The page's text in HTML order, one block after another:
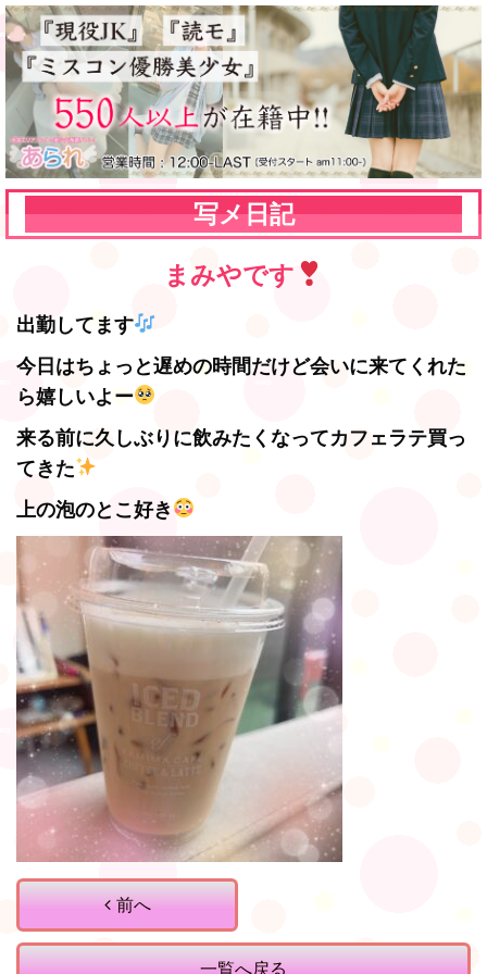
写メ日記
まみやです
出勤してます
今日はちょっと遅めの時間だけど会いに来てくれた
ら嬉しいよー
来る前に久しぶりに飲みたくなってカフェラテ買っ
てきた
上の泡のとこ好き
前へ
一覧へ戻る